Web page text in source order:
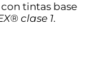
tintas base
clase 1.